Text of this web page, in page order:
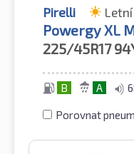
Pirelli
Powergy XL
225/45R17
B A
Porovnat